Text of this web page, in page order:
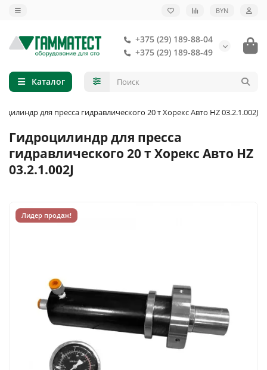
BYN
+375 (29) 189-88-04
+375 (29) 189-88-49
Каталог
для пресса гидравлического 20 т Хорекс Авто HZ 03.2.1.002J
Гидроцилиндр для пресса
гидравлического 20 т Хорекс Авто HZ
03.2.1.002J
Лидер продаж!